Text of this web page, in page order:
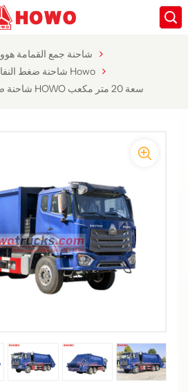
شاحنة جمع القمامة هوو
شاحنة ضغط النفايات من نوع Howo
شاحنة ضغط النفايات الثقيلة HOWO سعة 20 متر مكعب